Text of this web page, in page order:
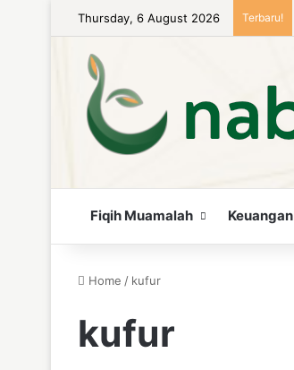
Thursday, 6 August 2026 Terbaru!
Fiqih Muamalah Keuangan
Home / kufur
kufur